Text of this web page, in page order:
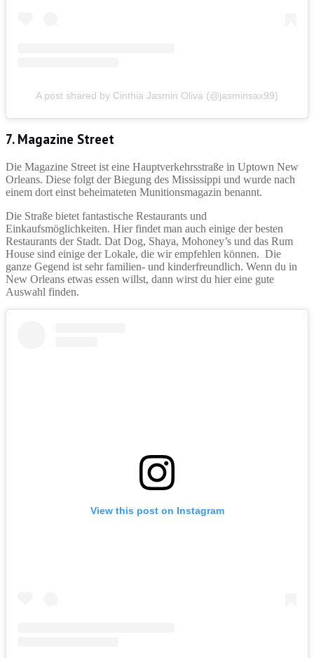
A post shared by Cinthia Jasmin Oliva (@jasminsax99)
7. Magazine Street
Die Magazine Street ist eine Hauptverkehrsstraße in Uptown New
Orleans. Diese folgt der Biegung des Mississippi und wurde nach
einem dort einst beheimateten Munitionsmagazin benannt.
Die Straße bietet fantastische Restaurants und
Einkaufsmöglichkeiten. Hier findet man auch einige der besten
Restaurants der Stadt. Dat Dog, Shaya, Mohoney’s und das Rum
House sind einige der Lokale, die wir empfehlen können. Die
ganze Gegend ist sehr familien- und kinderfreundlich. Wenn du in
New Orleans etwas essen willst, dann wirst du hier eine gute
Auswahl finden.
View this post on Instagram